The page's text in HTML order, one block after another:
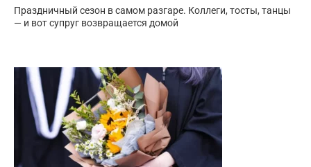
Праздничный сезон в самом разгаре. Коллеги, тосты, танцы
— и вот супруг возвращается домой